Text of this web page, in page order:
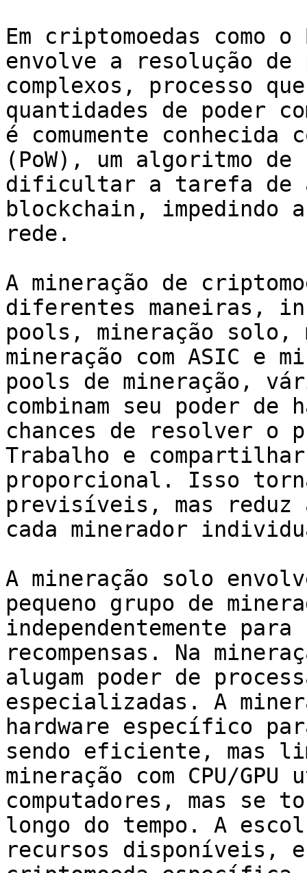
Em criptomoedas como
envolve a resolução de
complexos, processo
quantidades de poder
é comumente conhecida
(PoW), um algoritmo
dificultar a tarefa de
blockchain, impedindo
rede.
A mineração de
diferentes maneiras,
pools, mineração solo,
mineração com ASIC e
pools de mineração,
combinam seu poder de
chances de resolver o
Trabalho e compartilhar
proporcional. Isso
previsíveis, mas reduz
cada minerador
A mineração solo
pequeno grupo de
independentemente
recompensas. Na
alugam poder de
especializadas. A
hardware específico
sendo eficiente, mas
mineração com CPU/
computadores, mas se
longo do tempo. A
recursos disponíveis,